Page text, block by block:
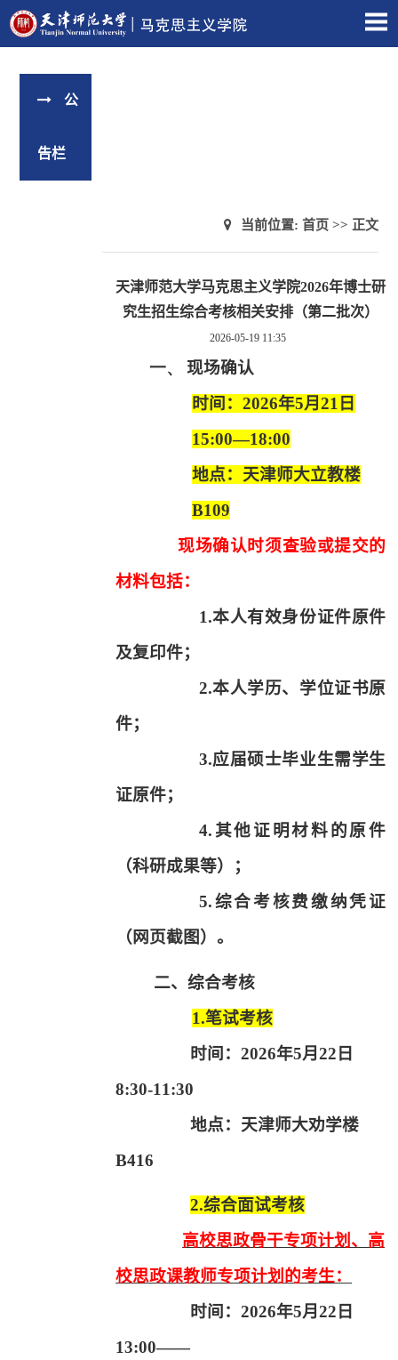
公
告栏
当前位置: 首页 >> 正文
天津师范大学马克思主义学院2026年博士研
究生招生综合考核相关安排（第二批次）
2026-05-19 11:35
一、
现场确认
时间： 2026年5月 21 日
15:00—18:00
地点：天津师大立教楼
B109
现场确认时须查验或提交的
材料包括：
1.本人有效身份证件原件
及复印件；
2.本人学历、学位证书原
件；
3.应届硕士毕业生需学生
证原件；
4. 其他证明材料的原件
（科研成果等）；
5.综合考核费缴纳凭证
（网页截图）。
二、综合考核
1.笔试考核
时间：2026年5月22 日
8:30-11:30
地点：天津师大劝学楼
B416
2.综合面试考核
高校思政骨干专项计划、高
校思政课教师专项计划的考生：
时间：2026年5月22 日
13:00——